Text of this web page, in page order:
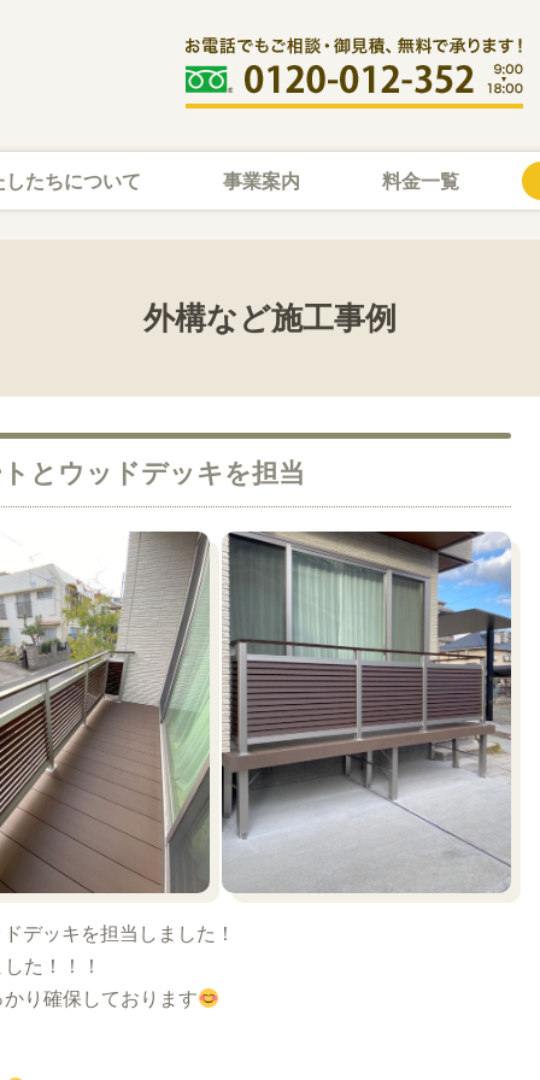
したちについて 事業案内 料金一覧
外構など施工事例
とウッドデッキを担当
デッキを担当しました！
た！！！
り確保しております